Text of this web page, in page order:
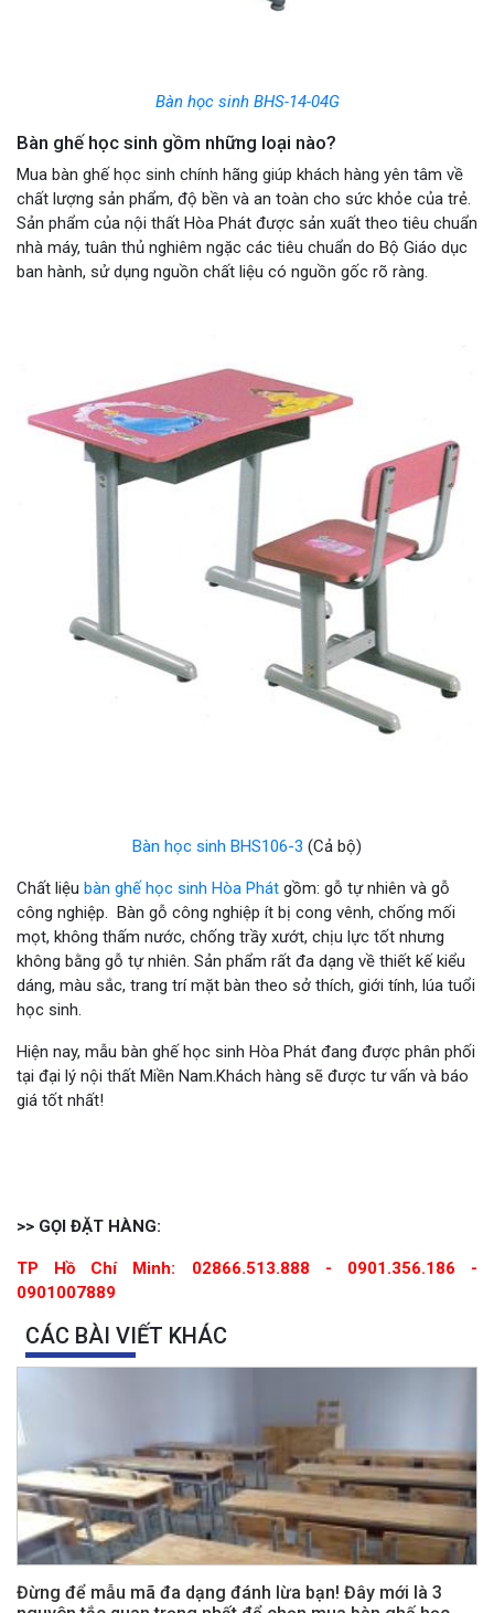
Bàn học sinh BHS-14-04G
Bàn ghế học sinh gồm những loại nào?
Mua bàn ghế học sinh chính hãng giúp khách hàng yên tâm về
chất lượng sản phẩm, độ bền và an toàn cho sức khỏe của trẻ.
Sản phẩm của nội thất Hòa Phát được sản xuất theo tiêu chuẩn
nhà máy, tuân thủ nghiêm ngặc các tiêu chuẩn do Bộ Giáo dục
ban hành, sử dụng nguồn chất liệu có nguồn gốc rõ ràng.
Bàn học sinh BHS106-3 (Cả bộ)
Chất liệu bàn ghế học sinh Hòa Phát gồm: gỗ tự nhiên và gỗ
công nghiệp. Bàn gỗ công nghiệp ít bị cong vênh, chống mối
mọt, không thấm nước, chống trầy xướt, chịu lực tốt nhưng
không bằng gỗ tự nhiên. Sản phẩm rất đa dạng về thiết kế kiểu
dáng, màu sắc, trang trí mặt bàn theo sở thích, giới tính, lúa tuổi
học sinh.
Hiện nay, mẫu bàn ghế học sinh Hòa Phát đang được phân phối
tại đại lý nội thất Miền Nam.Khách hàng sẽ được tư vấn và báo
giá tốt nhất!
>> GỌI ĐẶT HÀNG:
TP Hồ Chí Minh: 02866.513.888 - 0901.356.186 -
0901007889
CÁC BÀI VIẾT KHÁC
Đừng để mẫu mã đa dạng đánh lừa bạn! Đây mới là 3